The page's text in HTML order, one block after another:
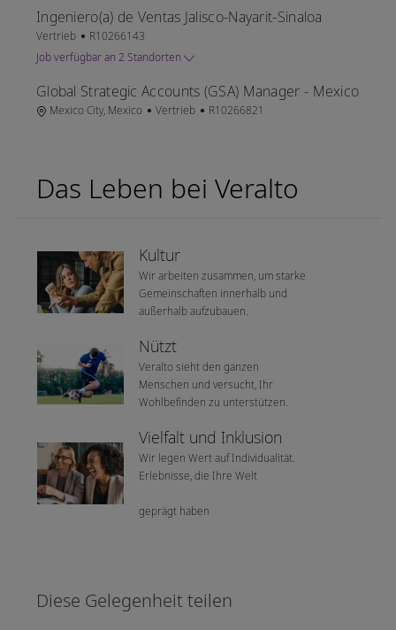
Ingeniero(a) de Ventas Jalisco-Nayarit-Sinaloa
Kategorie
Vertrieb Job-ID
R10266143
Job verfügbar an 2 Standorten
Global Strategic Accounts (GSA) Manager - Mexico
OrtMexico City, Mexico Kategorie
Vertrieb Job-ID
R10266821
Das Leben bei Veralto
Kultur
Wir arbeiten zusammen, um starke
Gemeinschaften innerhalb und
außerhalb aufzubauen.
Nützt
Veralto sieht den ganzen
Menschen und versucht, Ihr
Wohlbefinden zu unterstützen.
Vielfalt und Inklusion
Wir legen Wert auf Individualität.
Erlebnisse, die Ihre Welt
geprägt haben
Diese Gelegenheit teilen